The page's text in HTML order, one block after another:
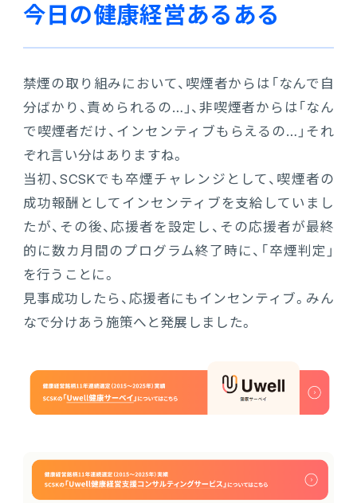
今日の健康経営あるある
禁煙の取り組みにおいて、喫煙者からは「なんで自
分ばかり、責められるの…」、非喫煙者からは「なん
で喫煙者だけ、インセンティブもらえるの…」それ
ぞれ言い分はありますね。
当初、SCSKでも卒煙チャレンジとして、喫煙者の
成功報酬としてインセンティブを支給していまし
たが、その後、応援者を設定し、その応援者が最終
的に数カ月間のプログラム終了時に、「卒煙判定」
を行うことに。
見事成功したら、応援者にもインセンティブ。みん
なで分けあう施策へと発展しました。